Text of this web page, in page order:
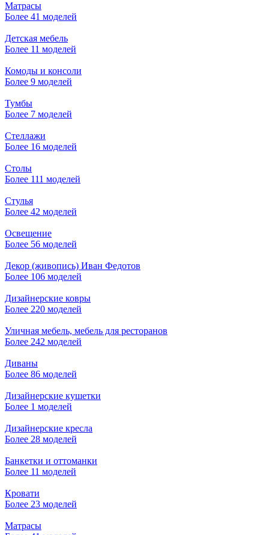
Матрасы
Более 41 моделей
Детская мебель
Более 11 моделей
Комоды и консоли
Более 9 моделей
Тумбы
Более 7 моделей
Стеллажи
Более 16 моделей
Столы
Более 111 моделей
Стулья
Более 42 моделей
Освещение
Более 56 моделей
Декор (живопись) Иван Федотов
Более 106 моделей
Дизайнерские ковры
Более 220 моделей
Уличная мебель, мебель для ресторанов
Более 242 моделей
Диваны
Более 86 моделей
Дизайнерские кушетки
Более 1 моделей
Дизайнерские кресла
Более 28 моделей
Банкетки и оттоманки
Более 11 моделей
Кровати
Более 23 моделей
Матрасы